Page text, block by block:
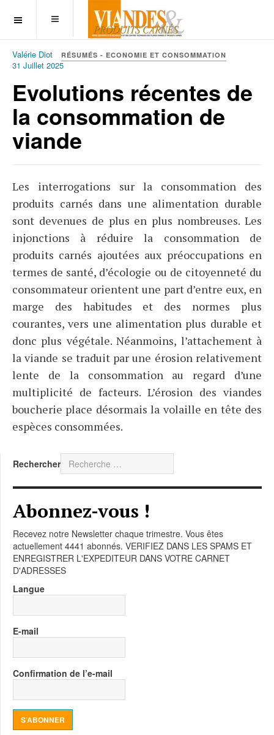
OFF CANVAS
Valérie Diot RÉSUMÉS - ECONOMIE ET CONSOMMATION
31 Juillet 2025
Evolutions récentes de
la consommation de
viande
Les interrogations sur la consommation des
produits carnés dans une alimentation durable
sont devenues de plus en plus nombreuses. Les
injonctions à réduire la consommation de
produits carnés ajoutées aux préoccupations en
termes de santé, d’écologie ou de citoyenneté du
consommateur orientent une part d’entre eux, en
marge des habitudes et des normes plus
courantes, vers une alimentation plus durable et
donc plus végétale. Néanmoins, l’attachement à
la viande se traduit par une érosion relativement
lente de la consommation au regard d’une
multiplicité de facteurs. L’érosion des viandes
boucherie place désormais la volaille en tête des
espèces consommées.
Rechercher
Abonnez-vous !
Recevez notre Newsletter chaque trimestre. Vous êtes
actuellement 4441 abonnés. VERIFIEZ DANS LES SPAMS ET
ENREGISTRER L'EXPEDITEUR DANS VOTRE CARNET
D'ADRESSES
Langue
E-mail
Confirmation de l’e-mail
S’ABONNER